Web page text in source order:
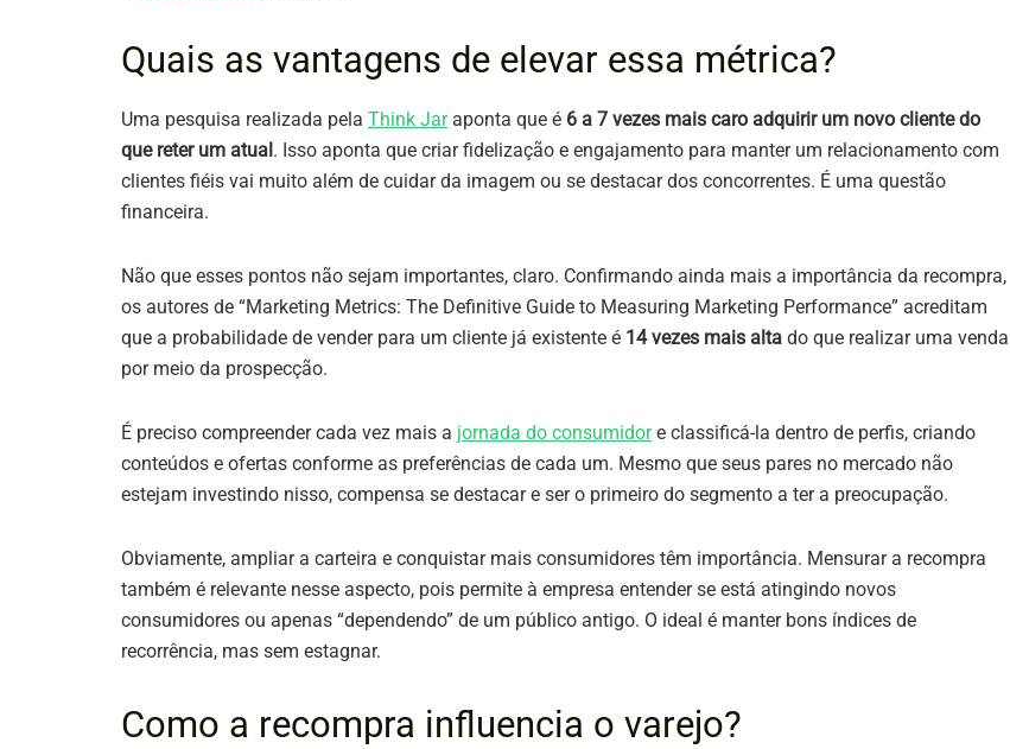
Quais as vantagens de elevar essa métrica?
Uma pesquisa realizada pela Think Jaraponta que é 6 a 7 vezes mais caro adquirir um novo cliente do
que reter um atual. Isso aponta que criar fidelização e engajamento para manter um relacionamento com
clientes fiéis vai muito além de cuidar da imagem ou se destacar dos concorrentes. É uma questão
financeira.
Não que esses pontos não sejam importantes, claro. Confirmando ainda mais a importância da recompra,
os autores de “Marketing Metrics: The Definitive Guide to Measuring Marketing Performance” acreditam
que a probabilidade de vender para um cliente já existente é 14 vezes mais alta do que realizar uma venda
por meio da prospecção.
É preciso compreender cada vez mais a jornada do consumidore classificá-la dentro de perfis, criando
conteúdos e ofertas conforme as preferências de cada um. Mesmo que seus pares no mercado não
estejam investindo nisso, compensa se destacar e ser o primeiro do segmento a ter a preocupação.
Obviamente, ampliar a carteira e conquistar mais consumidores têm importância. Mensurar a recompra
também é relevante nesse aspecto, pois permite à empresa entender se está atingindo novos
consumidores ou apenas “dependendo” de um público antigo. O ideal é manter bons índices de
recorrência, mas sem estagnar.
Como a recompra influencia o varejo?